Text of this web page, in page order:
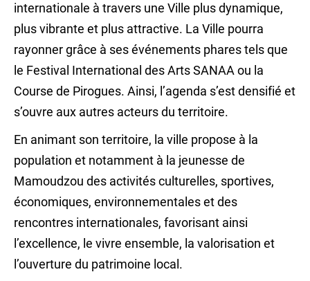
internationale à travers une Ville plus dynamique,
plus vibrante et plus attractive. La Ville pourra
rayonner grâce à ses événements phares tels que
le Festival International des Arts SANAA ou la
Course de Pirogues. Ainsi, l’agenda s’est densifié et
s’ouvre aux autres acteurs du territoire.
En animant son territoire, la ville propose à la
population et notamment à la jeunesse de
Mamoudzou des activités culturelles, sportives,
économiques, environnementales et des
rencontres internationales, favorisant ainsi
l’excellence, le vivre ensemble, la valorisation et
l’ouverture du patrimoine local.